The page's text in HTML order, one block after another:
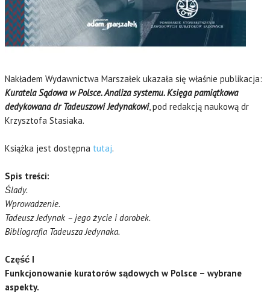
Nakładem Wydawnictwa Marszałek ukazała się właśnie publikacja:
Kuratela Sądowa w Polsce. Analiza systemu. Księga pamiątkowa
dedykowana dr Tadeuszowi Jedynakowi, pod redakcją naukową dr
Krzysztofa Stasiaka.
Książka jest dostępna tutaj.
Spis treści:
Ślady.
Wprowadzenie.
Tadeusz Jedynak – jego życie i dorobek.
Bibliografia Tadeusza Jedynaka.
Część I
Funkcjonowanie kuratorów sądowych w Polsce – wybrane
aspekty.